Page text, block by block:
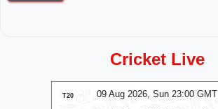
Cricket Live
09 Aug 2026, Sun 23:00 GMT
T20